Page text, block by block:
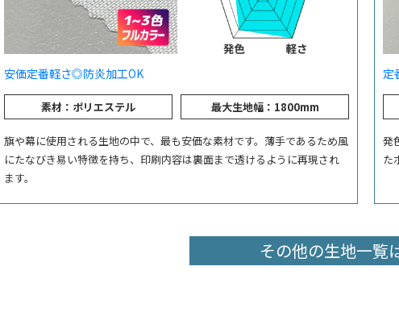
安価定番軽さ◎防炎加工OK
素材：ポリエステル 最大生地幅：1800mm
旗や幕に使用される生地の中で、最も安価な素材です。薄手であるため風
にたなびき易い特徴を持ち、印刷内容は裏面まで透けるように再現され
ます。
定
発
た
その他の生地一覧